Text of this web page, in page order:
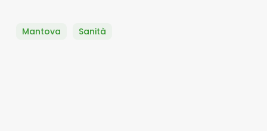
Mantova Sanità